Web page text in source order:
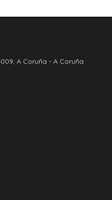
A Coruña - A Coruña